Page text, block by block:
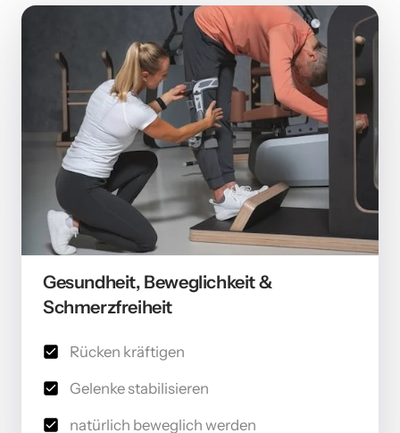
Gesundheit, Beweglichkeit &
Schmerzfreiheit
Rücken kräftigen
Gelenke stabilisieren
natürlich beweglich werden